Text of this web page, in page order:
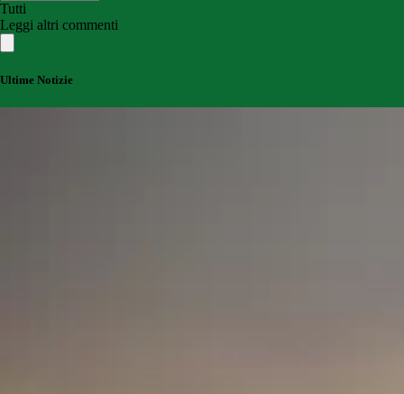
Tutti
Leggi altri commenti
Ultime Notizie